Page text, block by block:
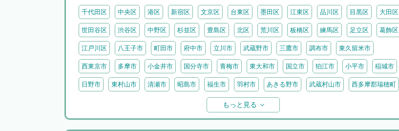
千代田区 中央区 港区 新宿区 文京区 台東区 墨田区 江東区 品川区 目黒区 大田区
世田谷区 渋谷区 中野区 杉並区 豊島区 北区 荒川区 板橋区 練馬区 足立区 葛飾区
江戸川区 八王子市 町田市 府中市 立川市 武蔵野市 三鷹市 調布市 東久留米市
西東京市 多摩市 小金井市 国分寺市 青梅市 東大和市 国立市 狛江市 小平市 稲城市
日野市 東村山市 清瀬市 昭島市 福生市 羽村市 あきる野市 武蔵村山市 西多摩郡瑞穂町
西多摩郡檜原村 伊豆大島
三宅島 御蔵島 八丈島 青ヶ島 小笠原村
もっと見る